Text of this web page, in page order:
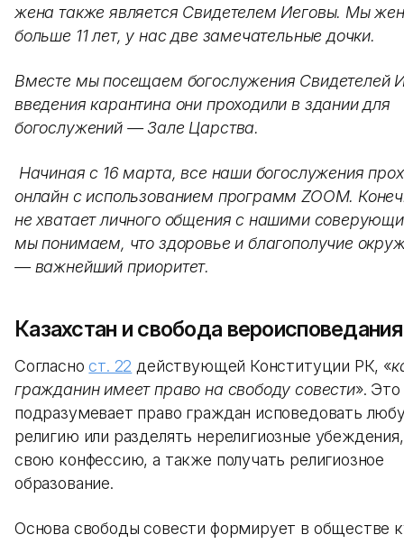
жена также является Свидетелем Иеговы. Мы
больше 11 лет, у нас две замечательные дочки.
Вместе мы посещаем богослужения Свидетелей
введения карантина они проходили в здании для
богослужений — Зале Царства.
Начиная с 16 марта, все наши богослужения
онлайн с использованием программ ZOOM.
не хватает личного общения с нашими
мы понимаем, что здоровье и благополучие
— важнейший приоритет.
Казахстан и свобода вероисповедания
Согласност. 22 действующей Конституции РК, «
гражданин имеет право на свободу совести». Это
подразумевает право граждан исповедовать
религию или разделять нерелигиозные
свою конфессию, а также получать религиозное
образование.
Основа свободы совести формирует в обществе